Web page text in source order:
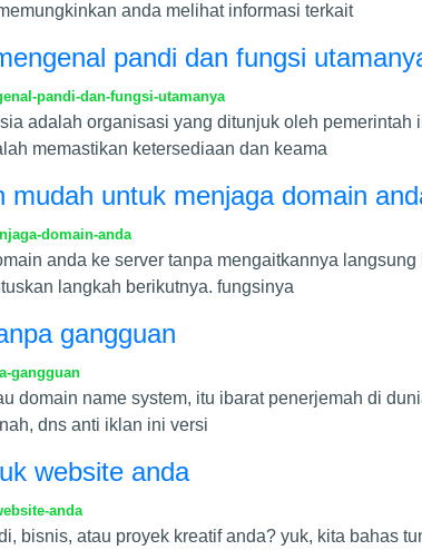
anda melihat informasi terkait
pandi dan fungsi
pandi-dan-fungsi-utamanya
adalah organisasi yang ditunjuk oleh pemerintah
memastikan ketersediaan dan keama
untuk menjaga domain
domain-anda
anda ke server tanpa mengaitkannya
langkah berikutnya. fungsinya
gangguan
gangguan
domain name system, itu ibarat penerjemah di
dns anti iklan ini versi
website anda
anda
bisnis, atau proyek kreatif anda? yuk, kita bahas